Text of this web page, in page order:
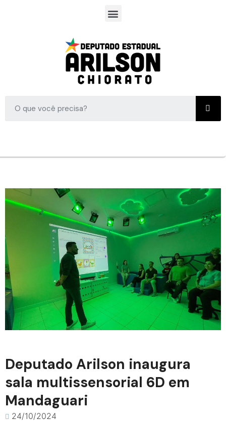
Deputado Arilson inaugura
sala multissensorial 6D em
Mandaguari
24/10/2024